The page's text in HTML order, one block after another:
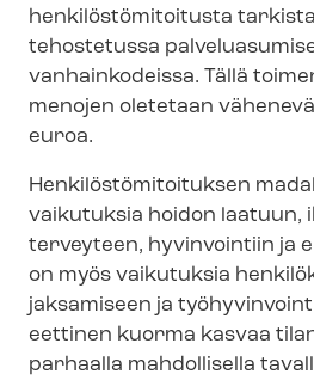
hen­ki­lös­tö­mi­toi­tus­ta
tehostetussa
vanhainkodeissa. Tällä
menojen oletetaan
euroa.
Hen­ki­lös­tö­mi­toi­tuk­sen
vaikutuksia hoidon laatuun,
terveyteen, hyvinvointiin ja
on myös vaikutuksia
jaksamiseen ja
eettinen kuorma kasvaa
parhaalla mahdollisella